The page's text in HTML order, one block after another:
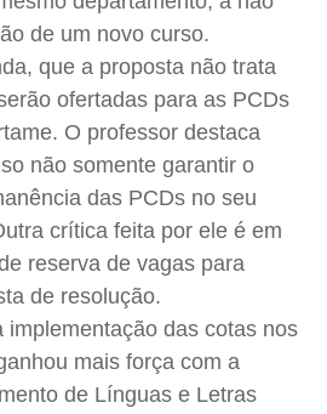
de um novo curso.
que a proposta não trata
ofertadas para as PCDs
O professor destaca
não somente garantir o
das PCDs no seu
crítica feita por ele é em
reserva de vagas para
de resolução.
implementação das cotas nos
mais força com a
de Línguas e Letras